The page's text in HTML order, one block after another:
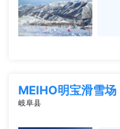
MEIHO明宝滑雪场
岐阜县